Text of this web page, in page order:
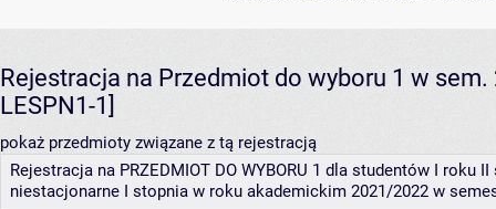
Rejestracja na Przedmiot do wyboru 1 w
LESPN1-1]
pokaż przedmioty związane z tą rejestracją
Rejestracja na PRZEDMIOT DO WYBORU 1 dla studentów I
niestacjonarne I stopnia w roku akademickim 2021/2022 w